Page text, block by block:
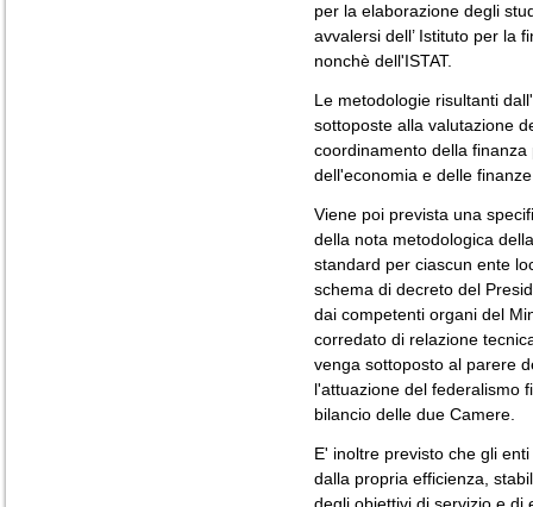
per la elaborazione degli
avvalersi dell’ Istituto per la
nonchè dell'ISTAT.
Le metodologie risultanti
sottoposte alla valutazione
coordinamento della
dell'economia e delle
Viene poi prevista una
della nota metodologica
standard per ciascun ente
schema di decreto del
dai competenti organi del
corredato di relazione
venga sottoposto al parere
l'attuazione del federalismo
bilancio delle due Camere.
E' inoltre previsto che gli
dalla propria efficienza,